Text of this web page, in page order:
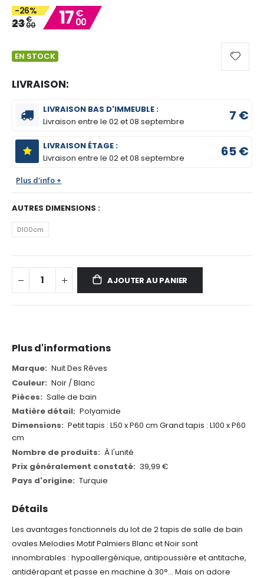
images
gallery
-26%
23€
00 17€
00
EN STOCK
LIVRAISON:
LIVRAISON BAS D'IMMEUBLE :
Livraison entre le02 et 08 septembre 7 €
LIVRAISON ÉTAGE :
Livraison entre le02 et 08 septembre 65 €
Plus d'info +
AUTRES DIMENSIONS :
D100cm
AJOUTER AU PANIER
Détails
Les avantages fonctionnels du lot de 2 tapis de salle de bain
ovales Melodies Motif Palmiers Blanc et Noir sont
innombrables : hypoallergénique, antipoussière et antitache,
antidérapant et passe en machine à 30°... Mais on adore
Plus d'informations
Plus
d'informations
Nuit Des Rêves
Noir / Blanc
Salle de bain
Polyamide
Petit tapis : L50 x P60 cm Grand tapis : L100 x P60
cm
À l'unité
39,99 €
Turquie